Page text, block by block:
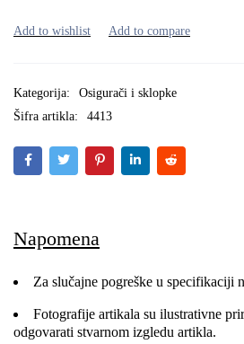
Kategorija:
Osigurači i sklopke
Šifra artikla:
4413
Napomena
Za slučajne pogreške u specifikaciji
Fotografije artikala su ilustrativne
odgovarati stvarnom izgledu artikla.